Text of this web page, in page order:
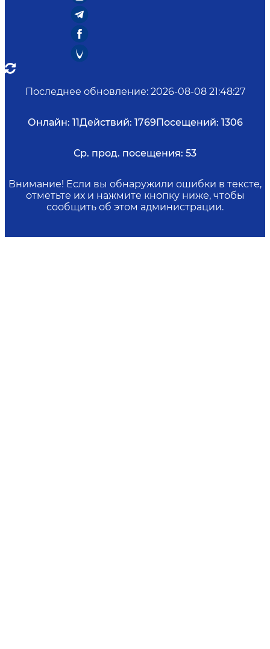
Последнее обновление: 2026-08-08 21:48:27
Онлайн: 11Действий: 1769Посещений: 1306
Ср. прод. посещения: 53
Внимание! Если вы обнаружили ошибки в тексте,
отметьте их и нажмите кнопку ниже, чтобы
сообщить об этом администрации.